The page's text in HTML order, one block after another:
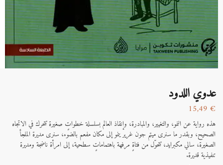
عدوي اللدود
15,49 €
هذه رواية عن النمو، والتغيير، والمبادرة، وإنقاذ العالم بسلسلة خطواتٍ صغيرة تتحرك في الاتجاه
الصحيح، وبقدر ما سنرى ميتم جون غرير ينمو إلى مكان مفعم بالضوء، سنرى مديرة الملجأ
الصغيرة، سالي مكبرايد، تتحوّل من فتاةٍ مرفهة باهتماماتٍ سطحية، إلى امرأة ناضجة ومديرة
تنفيذية قديرة.